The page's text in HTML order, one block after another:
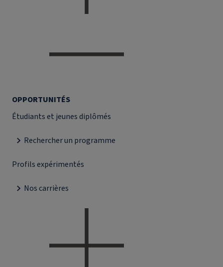
OPPORTUNITÉS
Étudiants et jeunes diplômés
Rechercher un programme
Profils expérimentés
Nos carrières